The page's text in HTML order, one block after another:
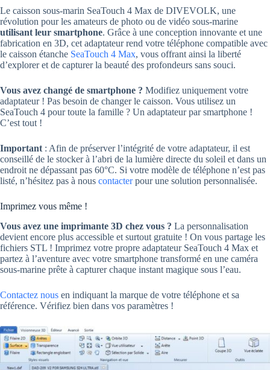
Le caisson sous-marin SeaTouch 4 Max de DIVEVOLK, une
révolution pour les amateurs de photo ou de vidéo sous-marine
utilisant leur smartphone. Grâce à une conception innovante et une
fabrication en 3D, cet adaptateur rend votre téléphone compatible avec
le caisson étanche SeaTouch 4 Max, vous offrant ainsi la liberté
d’explorer et de capturer la beauté des profondeurs sans souci.
Vous avez changé de smartphone ? Modifiez uniquement votre
adaptateur ! Pas besoin de changer le caisson. Vous utilisez un
SeaTouch 4 pour toute la famille ? Un adaptateur par smartphone !
C’est tout !
Important : Afin de préserver l’intégrité de votre adaptateur, il est
conseillé de le stocker à l’abri de la lumière directe du soleil et dans un
endroit ne dépassant pas 60°C. Si votre modèle de téléphone n’est pas
listé, n’hésitez pas à nous contacterpour une solution personnalisée.
Imprimez vous même !
Vous avez une imprimante 3D chez vous ? La personnalisation
devient encore plus accessible et surtout gratuite ! On vous partage les
fichiers STL ! Imprimez votre propre adaptateur SeaTouch 4 Max et
partez à l’aventure avec votre smartphone transformé en une caméra
sous-marine prête à capturer chaque instant magique sous l’eau.
Contactez nous en indiquant la marque de votre téléphone et sa
référence. Vérifiez bien dans vos paramètres !